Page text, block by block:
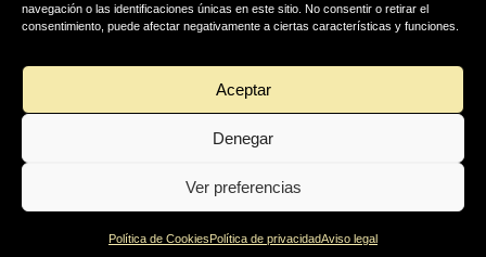
navegación o las identificaciones únicas en este sitio. No consentir o retirar el
consentimiento, puede afectar negativamente a ciertas características y funciones.
Aceptar
Denegar
Ver preferencias
Política de CookiesPolítica de privacidadAviso legal